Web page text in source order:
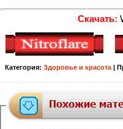
Скачать:
Категория: Здоровье и красота